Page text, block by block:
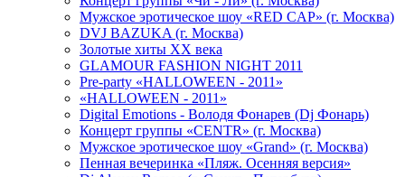
Мужское эротическое шоу «RED CAP» (г. Москва)
DVJ BAZUKA (г. Москва)
Золотые хиты XX века
GLAMOUR FASHION NIGHT 2011
Pre-party «HALLOWEEN - 2011»
«HALLOWEEN - 2011»
Digital Emotions - Володя Фонарев (Dj Фонарь)
Концерт группы «CENTR» (г. Москва)
Мужское эротическое шоу «Grand» (г. Москва)
Пенная вечеринка «Пляж. Осенняя версия»